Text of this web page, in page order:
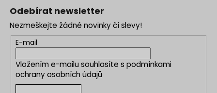
p
r
v
k
y
í
Odebírat newsletter
Nezmeškejte žádné novinky či slevy!
E-mail
Vložením e-mailu souhlasíte s podmínkami
ochrany osobních údajů